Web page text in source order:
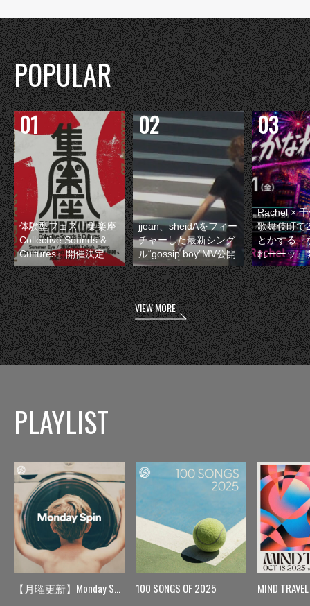
POPULAR
体験型フェス『集楽座
Collective Sounds &
Cultures』開催決定
jjean、sheidAをフィー
チャーした最新シング
ル“gossip boy”MV公開
Rachel ×
歌舞伎町で
とかする『
れーーッ』
VIEW MORE
PLAYLIST
【月曜更新】Monday Spin 100 SONGS OF 2025 MIND TRAVEL